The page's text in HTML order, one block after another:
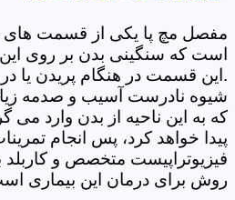
مفصل مچ پا یکی از قسمت های
است که سنگینی بدن بر روی
.این قسمت در هنگام پریدن یا
شیوه نادرست آسیب و صدمه
که به این ناحیه از بدن وارد می
پیدا خواهد کرد، پس انجام
فیزیوتراپیست متخصص و
روش برای درمان این بیماری